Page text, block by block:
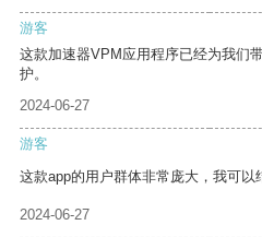
游客
这款加速器VPM应用程序已经为我们
护。
2024-06-27
游客
这款app的用户群体非常庞大，我可以
2024-06-27